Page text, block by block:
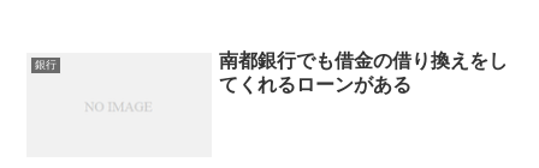
銀行
南都銀行でも借金の借り換えをし
てくれるローンがある